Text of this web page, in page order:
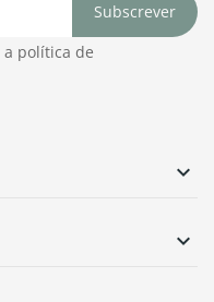


Subscrever
a política de